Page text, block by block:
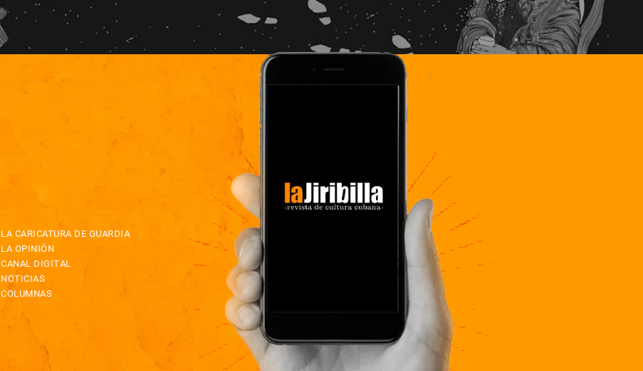
LA CARICATURA DE GUARDIA
LA OPINIÓN
CANAL DIGITAL
NOTICIAS
COLUMNAS